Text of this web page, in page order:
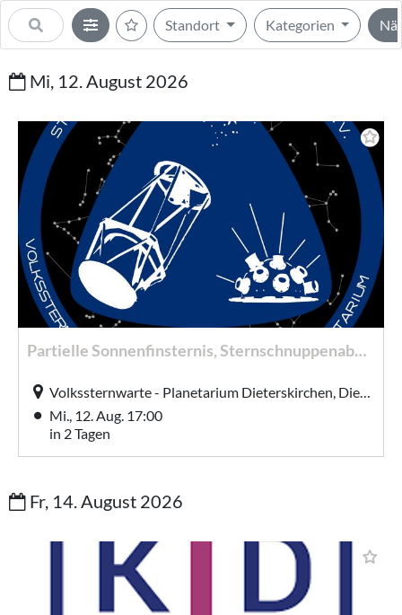
Standort Kategorien
Mi, 12. August 2026
Partielle Sonnenfinsternis, Sternschnuppenabend Sternenfreunde Dieterskirchen
Volkssternwarte - Planetarium Dieterskirchen, Dieterskirchen
Mi., 12. Aug. 17:00
in 2 Tagen
Fr, 14. August 2026